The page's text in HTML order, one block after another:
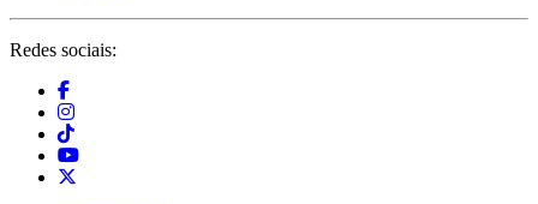
Redes sociais: